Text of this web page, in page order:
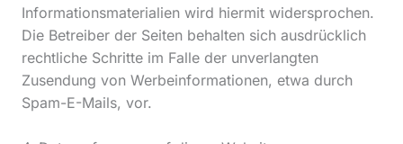
Informationsmaterialien wird hiermit widersprochen.
Die Betreiber der Seiten behalten sich ausdrücklich
rechtliche Schritte im Falle der unverlangten
Zusendung von Werbeinformationen, etwa durch
Spam-E-Mails, vor.